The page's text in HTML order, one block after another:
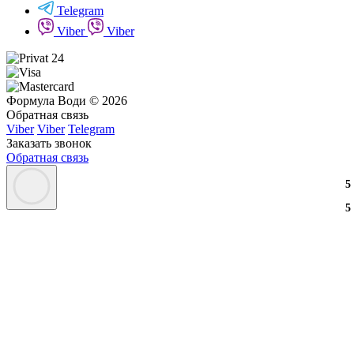
3
3
2
2
3
3
5
5
Telegram
Viber
Viber
Формула Води © 2026
Обратная связь
Viber Viber Telegram
Заказать звонок
Обратная связь